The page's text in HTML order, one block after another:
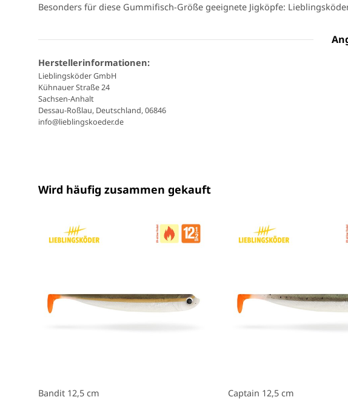
Besonders für diese Gummifisch-Größe geeignete Jigköpfe:
Herstellerinformationen:
Lieblingsköder GmbH
Kühnauer Straße 24
Sachsen-Anhalt
Dessau-Roßlau, Deutschland, 06846
info@lieblingskoeder.de
Wird häufig zusammen gekauft
Bandit 12,5 cm Captain 12,5 cm